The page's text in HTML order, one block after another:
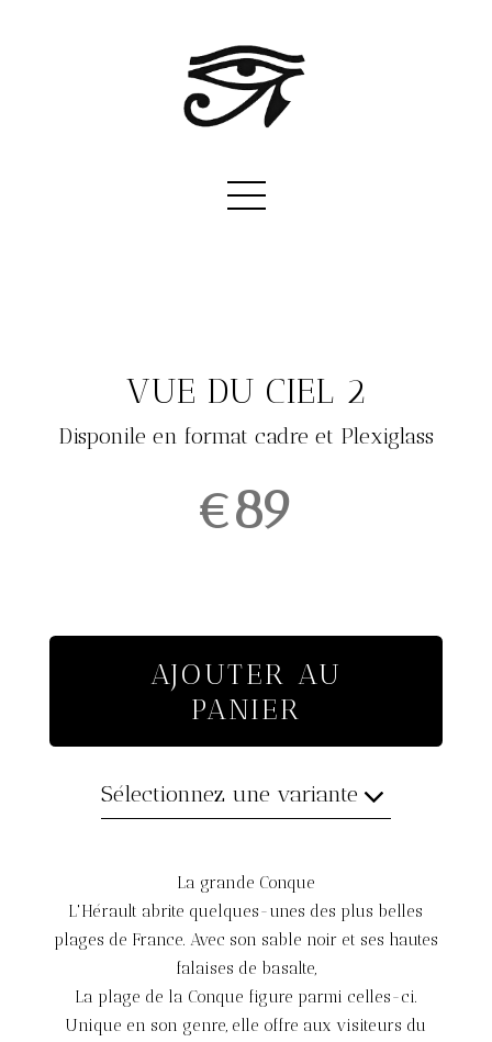
VUE DU CIEL 2
Disponile en format cadre et Plexiglass
€89
AJOUTER AU
PANIER
Sélectionnez une variante
La grande Conque
L'Hérault abrite quelques-unes des plus belles
plages de France. Avec son sable noir et ses hautes
falaises de basalte,
La plage de la Conque figure parmi celles-ci.
Unique en son genre, elle offre aux visiteurs du